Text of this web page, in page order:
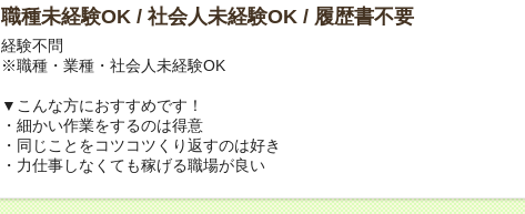
職種未経験OK / 社会人未経験OK / 履歴書不要
経験不問
※職種・業種・社会人未経験OK
▼こんな方におすすめです！
・細かい作業をするのは得意
・同じことをコツコツくり返すのは好き
・力仕事しなくても稼げる職場が良い